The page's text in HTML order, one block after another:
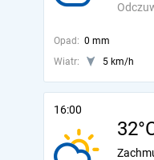
Opad: 0 mm
Wiatr:
5 km/h
16:00